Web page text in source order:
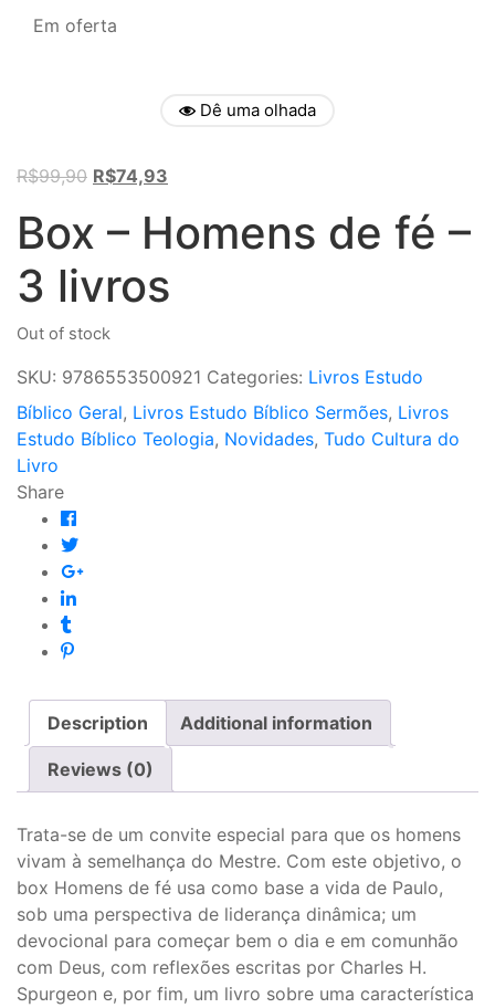
Em oferta
Dê uma olhada
R$99,90 Original
was:
R$99,90.
R$74,93
is:
R$74,93.
Box – Homens de fé –
3 livros
Out of stock
SKU: 9786553500921 Categories: Livros Estudo
Bíblico Geral, Livros Estudo Bíblico Sermões, Livros
Estudo Bíblico Teologia, Novidades, Tudo Cultura do
Livro
Share
Description Additional information
Reviews (0)
Trata-se de um convite especial para que os homens
vivam à semelhança do Mestre. Com este objetivo, o
box Homens de fé usa como base a vida de Paulo,
sob uma perspectiva de liderança dinâmica; um
devocional para começar bem o dia e em comunhão
com Deus, com reflexões escritas por Charles H.
Spurgeon e, por fim, um livro sobre uma característica